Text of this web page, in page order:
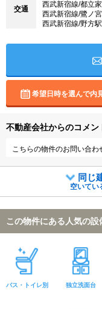
交通
西武新宿線/都立
西武新宿線/鷺ノ
西武新宿線/野方
希望日時を選んで内
不動産会社からのコメン
こちらの物件のお問い合
同じ
空いてい
この物件にある人気の設
バス・トイレ別 独立洗面台